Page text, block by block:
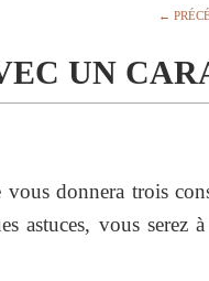
←
UN
donnera trois
astuces, vous serez